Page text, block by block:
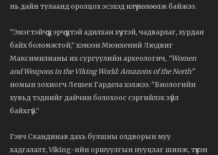
нь дайн тулаанд оролцох эсэхэд илүү нөлөөлж байжээ.
“Эмэгтэйчүүд эрчүүдтэй адилхан хүчтэй, чадварлаг, хурдан
байх боломжтой,” хэмээн Мюнхений Людвиг
Максимилианы их сургуулийн археологич, “Women
and Weapons in the Viking World: Amazons of the North”
номын зохиогч Лешек Гардела хэлжээ. “Биологийн
хувьд тэднийг дайчин болохоос сэргийлэх зүйл
байхгүй.”
Гэвч Скандинав дахь булшны олдворын муу
хадгалалт, Viking-ийн оршуулгын нууцлаг шинж, түүхэн